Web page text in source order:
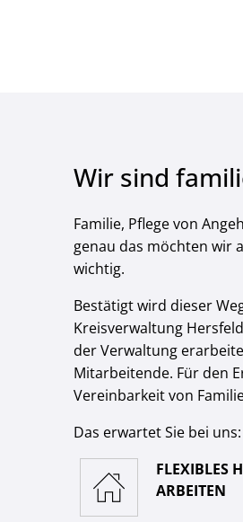
Wir sind
Familie, Pflege von
genau das möchten wir
wichtig.
Bestätigt wird dieser
Kreisverwaltung
der Verwaltung
Mitarbeitende. Für den
Vereinbarkeit von
Das erwartet Sie bei uns:
FLEXIBLES
ARBEITEN